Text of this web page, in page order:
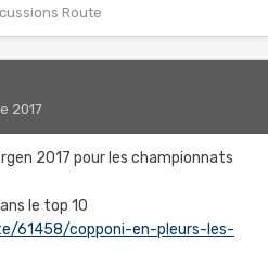
Route
2017
2017 pour les championnats
le top 10
61458/copponi-en-pleurs-les-